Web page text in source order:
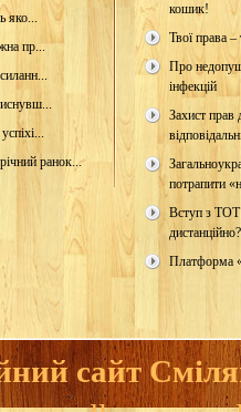
яко...
пр...
ранок...
кошик!
Твої права –
Про
інфекцій
Захист прав
потрапити
Вступ з
дистанційно?
Платформа
сайт